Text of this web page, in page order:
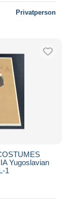
Privatperson
Yugoslavian
1